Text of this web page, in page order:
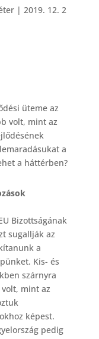
| 2019. 12. 2
üteme az
volt, mint az
a
a háttérben?
Bizottságának
sugallják az
a
Kis- és
szárnyra
mint az
képest.
pedig